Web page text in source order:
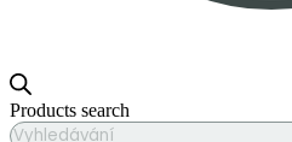
Products search